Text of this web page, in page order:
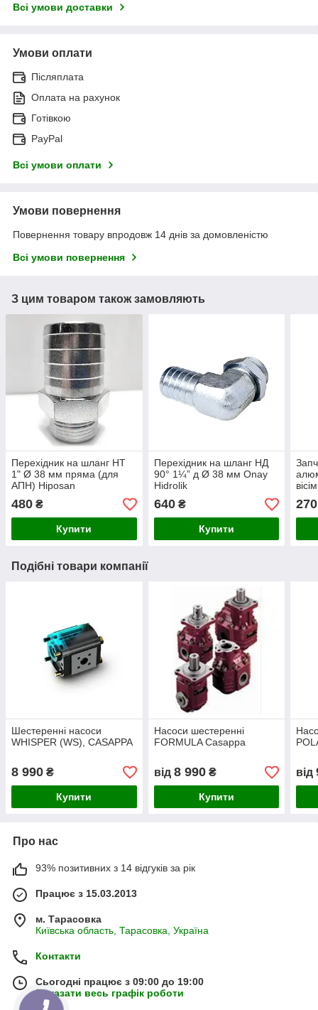
Всі умови доставки
Умови оплати
Післяплата
Оплата на рахунок
Готівкою
PayPal
Всі умови оплати
Умови повернення
Повернення товару впродовж 14 днів за домовленістю
Всі умови повернення
З цим товаром також замовляють
Перехідник на шланг НТ
1" Ø 38 мм пряма (для
АПН) Hiposan
480 ₴
Купити
Перехідник на шланг НД
90° 1¼” д Ø 38 мм Onay
Hidrolik
640₴
Купити
270
Подібні товари компанії
Шестеренні насоси
WHISPER (WS), CASAPPA
8 990 ₴
Купити
Насоси шестеренні
FORMULA Casappa
від 8 990₴
Купити
від
Про нас
93% позитивних з 14 відгуків за рік
Працює з 15.03.2013
м. Тарасовка
Київська область, Тарасовка, Україна
Контакти
Сьогодні працює з 09:00 до 19:00
Показати весь графік роботи